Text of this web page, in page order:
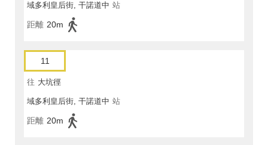
域多利皇后街, 干諾道中 站
距離 20m
11
往 大坑徑
域多利皇后街, 干諾道中 站
距離 20m